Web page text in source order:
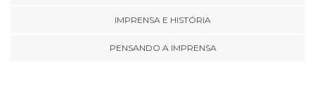
IMPRENSA E HISTÓRIA
PENSANDO A IMPRENSA